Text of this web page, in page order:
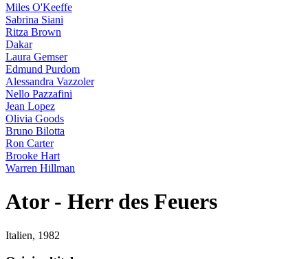
Miles O'Keeffe
Sabrina Siani
Ritza Brown
Dakar
Laura Gemser
Edmund Purdom
Alessandra Vazzoler
Nello Pazzafini
Jean Lopez
Olivia Goods
Bruno Bilotta
Ron Carter
Brooke Hart
Warren Hillman
Ator - Herr des Feuers
Italien, 1982